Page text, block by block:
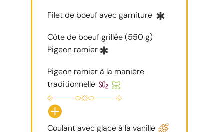
Filet de boeuf avec garniture
Côte de boeuf grillée (550 g)
Pigeon ramier
Pigeon ramier à la manière
traditionnelle
Coulant avec glace à la vanille